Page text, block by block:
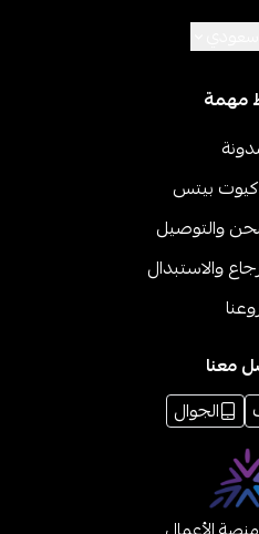
مهمة
بيتس
والتوصيل
والاستبدال
معنا
الجوال